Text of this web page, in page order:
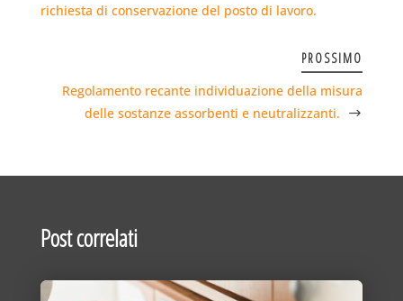
richiesta di conservazione del posto di lavoro.
PROSSIMO
Regolamento recante individuazione della misura
delle sostanze assorbenti e neutralizzanti.
Post correlati